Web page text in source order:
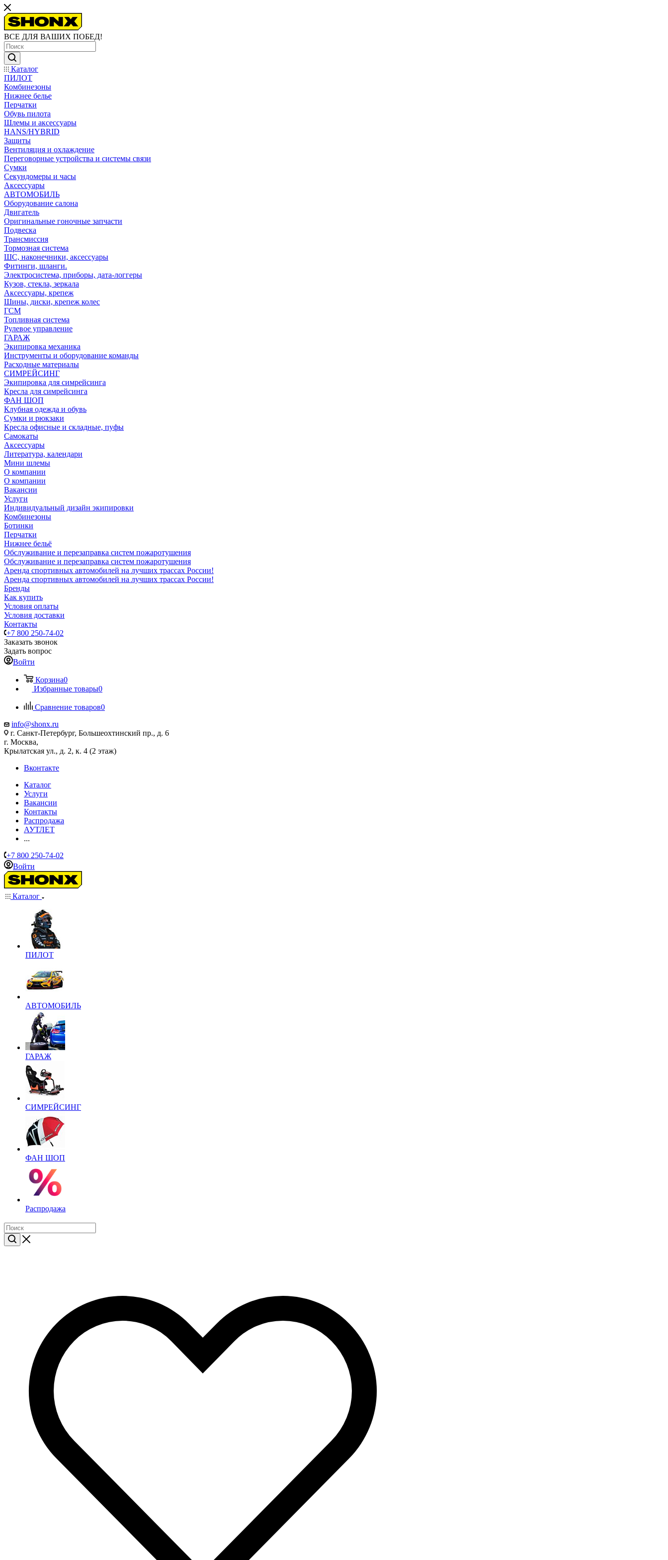
ВСЕ ДЛЯ ВАШИХ ПОБЕД!
Каталог
ПИЛОТ
Комбинезоны
Нижнее белье
Перчатки
Обувь пилота
Шлемы и аксессуары
HANS/HYBRID
Защиты
Вентиляция и охлаждение
Переговорные устройства и системы связи
Сумки
Секундомеры и часы
Аксессуары
АВТОМОБИЛЬ
Оборудование салона
Двигатель
Оригинальные гоночные запчасти
Подвеска
Трансмиссия
Тормозная система
ШС, наконечники, аксессуары
Фитинги, шланги.
Электросистема, приборы, дата-логгеры
Кузов, стекла, зеркала
Аксессуары, крепеж
Шины, диски, крепеж колес
ГСМ
Топливная система
Рулевое управление
ГАРАЖ
Экипировка механика
Инструменты и оборудование команды
Расходные материалы
СИМРЕЙСИНГ
Экипировка для симрейсинга
Кресла для симрейсинга
ФАН ШОП
Клубная одежда и обувь
Сумки и рюкзаки
Кресла офисные и складные, пуфы
Самокаты
Аксессуары
Литература, календари
Мини шлемы
О компании
О компании
Вакансии
Услуги
Индивидуальный дизайн экипировки
Комбинезоны
Ботинки
Перчатки
Нижнее бельё
Обслуживание и перезаправка систем пожаротушения
Обслуживание и перезаправка систем пожаротушения
Аренда спортивных автомобилей на лучших трассах России!
Аренда спортивных автомобилей на лучших трассах России!
Бренды
Как купить
Условия оплаты
Условия доставки
Контакты
+7 800 250-74-02
Заказать звонок
Задать вопрос
Войти
Корзина0
Избранные товары0
Сравнение товаров0
info@shonx.ru
г. Санкт-Петербург, Большеохтинский пр., д. 6
г. Москва,
Крылатская ул., д. 2, к. 4 (2 этаж)
Вконтакте
Каталог
Услуги
Вакансии
Контакты
Распродажа
АУТЛЕТ
...
+7 800 250-74-02
Войти
Каталог
ПИЛОТ
АВТОМОБИЛЬ
ГАРАЖ
СИМРЕЙСИНГ
ФАН ШОП
Распродажа